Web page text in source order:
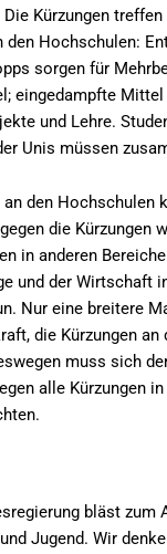
Kürzungen treffen
den Hochschulen:
sorgen für
eingedampfte
und Lehre.
Unis müssen
an den Hochschulen
die Kürzungen
in anderen
und der Wirtschaft
Nur eine breitere
die Kürzungen an
muss sich
alle Kürzungen
bläst zum
Jugend. Wir